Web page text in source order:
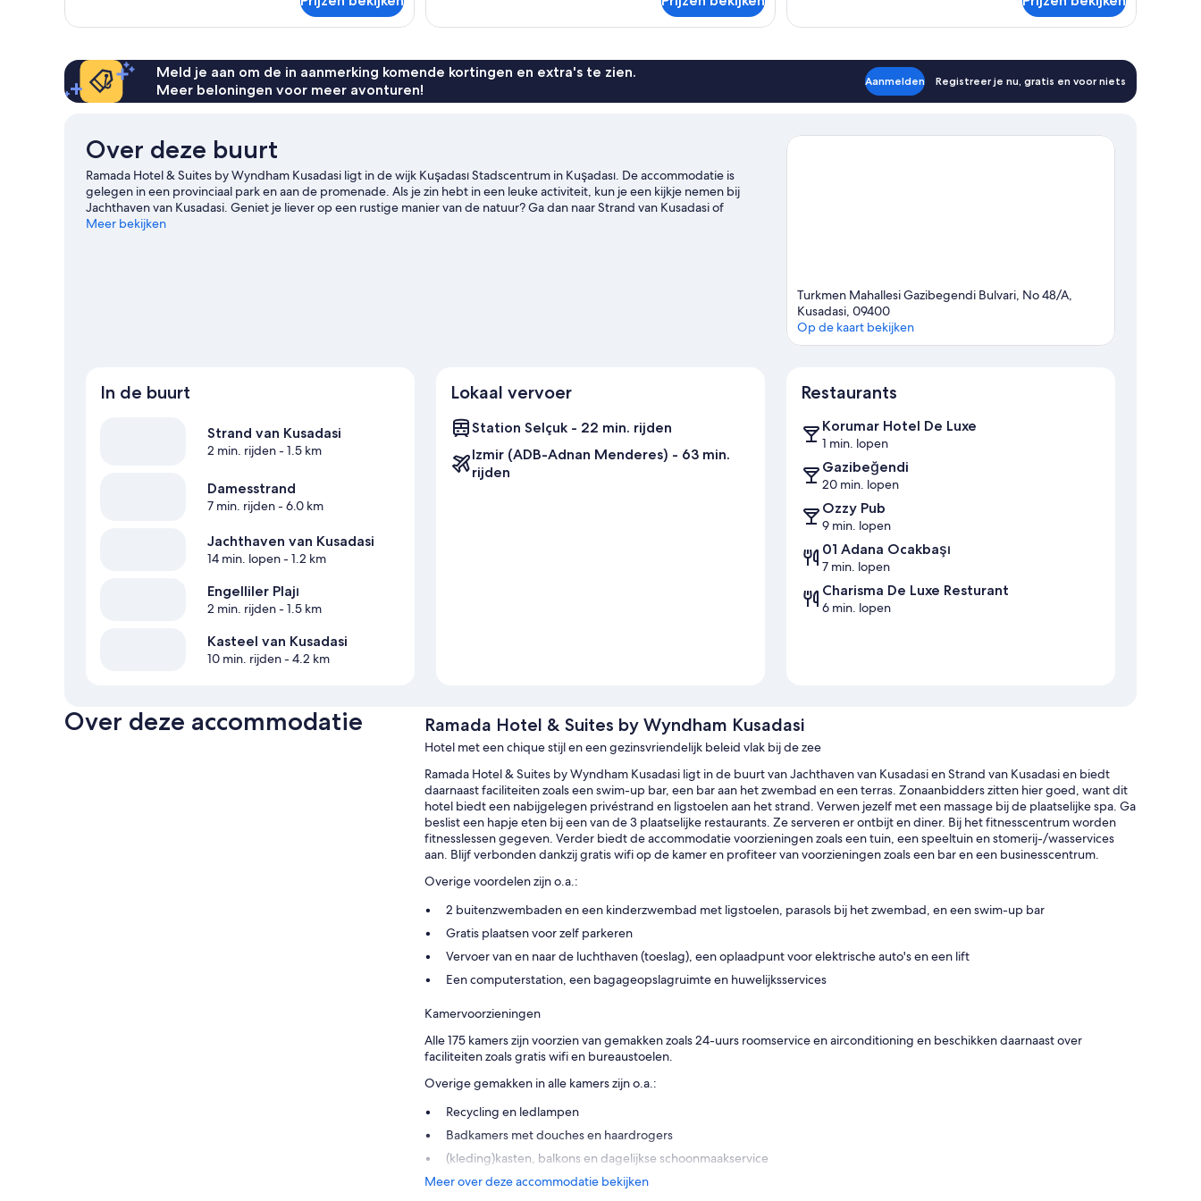
Bed
Meld je aan om de in aanmerking komende kortingen en extra's te zien.
Meer beloningen voor meer avonturen!
Aanmelden Registreer je nu, gratis en voor niets
Over deze buurt
Ramada Hotel & Suites by Wyndham Kusadasi ligt in de wijk Kuşadası Stadscentrum in Kuşadası. De accommodatie is
gelegen in een provinciaal park en aan de promenade. Als je zin hebt in een leuke activiteit, kun je een kijkje nemen bij
Jachthaven van Kusadasi. Geniet je liever op een rustige manier van de natuur? Ga dan naar Strand van Kusadasi of
Damesstrand. Ga je met je kinderen op vakantie? Overweeg dan een bezoek aan Waterpark Aqua Fantasy en Aqua
Meer bekijken
Turkmen Mahallesi Gazibegendi Bulvari, No 48/A,
Kusadasi, 09400
Op de kaart bekijken
In de buurt
Strand van Kusadasi
2 min. rijden- 1.5 km
Damesstrand
7 min. rijden- 6.0 km
Jachthaven van Kusadasi
14 min. lopen- 1.2 km
Engelliler Plajı
2 min. rijden- 1.5 km
Kasteel van Kusadasi
10 min. rijden- 4.2 km
Lokaal vervoer
Station Selçuk - 22 min. rijden
Izmir (ADB-Adnan Menderes) - 63 min.
rijden
Restaurants
Korumar Hotel De Luxe
1 min. lopen
Gazibeğendi
20 min. lopen
Ozzy Pub
9 min. lopen
01 Adana Ocakbaşı
7 min. lopen
Charisma De Luxe Resturant
6 min. lopen
Over deze accommodatie Ramada Hotel & Suites by Wyndham Kusadasi
Hotel met een chique stijl en een gezinsvriendelijk beleid vlak bij de zee
Ramada Hotel & Suites by Wyndham Kusadasi ligt in de buurt van Jachthaven van Kusadasi en Strand van Kusadasi en biedt
daarnaast faciliteiten zoals een swim-up bar, een bar aan het zwembad en een terras. Zonaanbidders zitten hier goed, want dit
hotel biedt een nabijgelegen privéstrand en ligstoelen aan het strand. Verwen jezelf met een massage bij de plaatselijke spa. Ga
beslist een hapje eten bij een van de 3 plaatselijke restaurants. Ze serveren er ontbijt en diner. Bij het fitnesscentrum worden
fitnesslessen gegeven. Verder biedt de accommodatie voorzieningen zoals een tuin, een speeltuin en stomerij-/wasservices
aan. Blijf verbonden dankzij gratis wifi op de kamer en profiteer van voorzieningen zoals een bar en een businesscentrum.
Overige voordelen zijn o.a.:
2 buitenzwembaden en een kinderzwembad met ligstoelen, parasols bij het zwembad, en een swim-up bar
Gratis plaatsen voor zelf parkeren
Vervoer van en naar de luchthaven (toeslag), een oplaadpunt voor elektrische auto's en een lift
Een computerstation, een bagageopslagruimte en huwelijksservices
Kamervoorzieningen
Alle 175 kamers zijn voorzien van gemakken zoals 24-uurs roomservice en airconditioning en beschikken daarnaast over
faciliteiten zoals gratis wifi en bureaustoelen.
Overige gemakken in alle kamers zijn o.a.:
Recycling en ledlampen
Badkamers met douches en haardrogers
(kleding)kasten, balkons en dagelijkse schoonmaakservice
Meer over deze accommodatie bekijken